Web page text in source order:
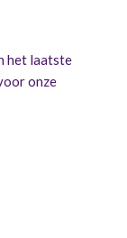
het laatste
onze